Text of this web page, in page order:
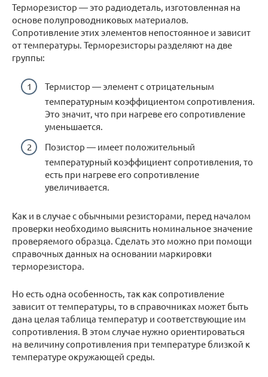
Терморезистор — это радиодеталь, изготовленная на
основе полупроводниковых материалов.
Сопротивление этих элементов непостоянное и зависит
от температуры. Терморезисторы разделяют на две
группы:
Термистор — элемент с отрицательным
температурным коэффициентом сопротивления.
Это значит, что при нагреве его сопротивление
уменьшается.
Позистор — имеет положительный
температурный коэффициент сопротивления, то
есть при нагреве его сопротивление
увеличивается.
Как и в случае с обычными резисторами, перед началом
проверки необходимо выяснить номинальное значение
проверяемого образца. Сделать это можно при помощи
справочных данных на основании маркировки
терморезистора.
Но есть одна особенность, так как сопротивление
зависит от температуры, то в справочниках может быть
дана целая таблица температур и соответствующие им
сопротивления. В этом случае нужно ориентироваться
на величину сопротивления при температуре близкой к
температуре окружающей среды.